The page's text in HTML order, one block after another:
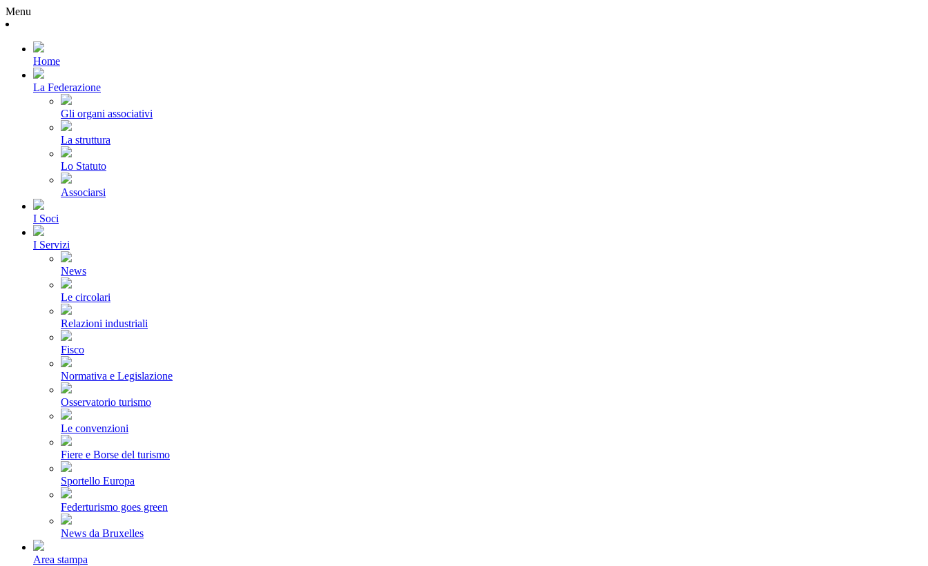
Menu
Home
La Federazione
Gli organi associativi
La struttura
Lo Statuto
Associarsi
I Soci
I Servizi
News
Le circolari
Relazioni industriali
Fisco
Normativa e Legislazione
Osservatorio turismo
Le convenzioni
Fiere e Borse del turismo
Sportello Europa
Federturismo goes green
News da Bruxelles
Area stampa